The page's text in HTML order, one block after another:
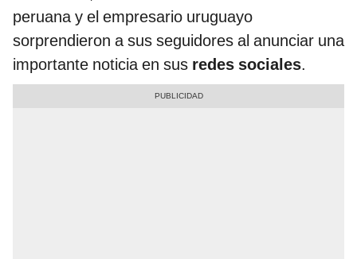
peruana y el empresario uruguayo
sorprendieron a sus seguidores al anunciar una
importante noticia en sus redes sociales.